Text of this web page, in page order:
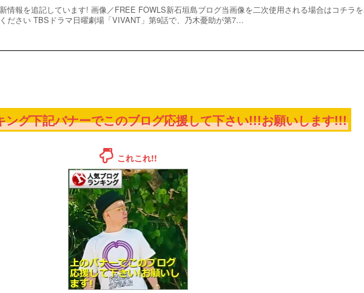
情報を追記しています! 画像／FREE FOWLS新石垣島ブログ当画像を二次使用される場合はコチラ
ださい TBSドラマ日曜劇場「VIVANT」第9話で、乃木憂助が第7…
ング下記バナーでこのブログ応援して下さい!!!お願いします!!!
これこれ!!